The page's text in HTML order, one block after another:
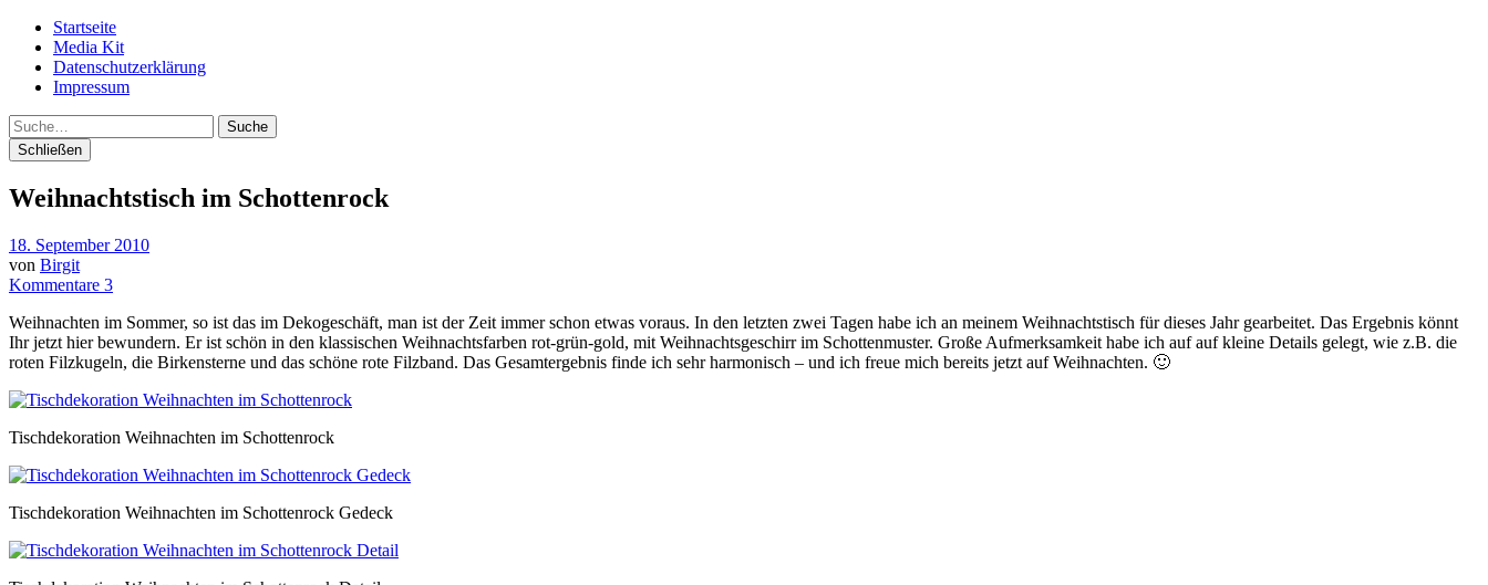
Startseite
Media Kit
Datenschutzerklärung
Impressum
Suche
Schließen
Weihnachtstisch im Schottenrock
18. September 2010
von Birgit
Kommentare 3
Weihnachten im Sommer, so ist das im Dekogeschäft, man ist der Zeit immer schon etwas voraus. In den letzten zwei Tagen habe ich an meinem Weihnachtstisch für dieses Jahr gearbeitet. Das Ergebnis könnt
Ihr jetzt hier bewundern. Er ist schön in den klassischen Weihnachtsfarben rot-grün-gold, mit Weihnachtsgeschirr im Schottenmuster. Große Aufmerksamkeit habe ich auf auf kleine Details gelegt, wie z.B. die
roten Filzkugeln, die Birkensterne und das schöne rote Filzband. Das Gesamtergebnis finde ich sehr harmonisch – und ich freue mich bereits jetzt auf Weihnachten. 🙂
Tischdekoration Weihnachten im Schottenrock
Tischdekoration Weihnachten im Schottenrock Gedeck